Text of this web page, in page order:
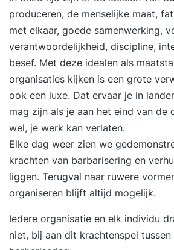
produceren, de menselijke maat,
met elkaar, goede samenwerking,
verantwoordelijkheid, discipline,
besef. Met deze idealen als
organisaties kijken is een grote
ook een luxe. Dat ervaar je in
mag zijn als je aan het eind van de
wel, je werk kan verlaten.
Elke dag weer zien we
krachten van barbarisering en
liggen. Terugval naar ruwere
organiseren blijft altijd mogelijk.
Iedere organisatie en elk individu
niet, bij aan dit krachtenspel